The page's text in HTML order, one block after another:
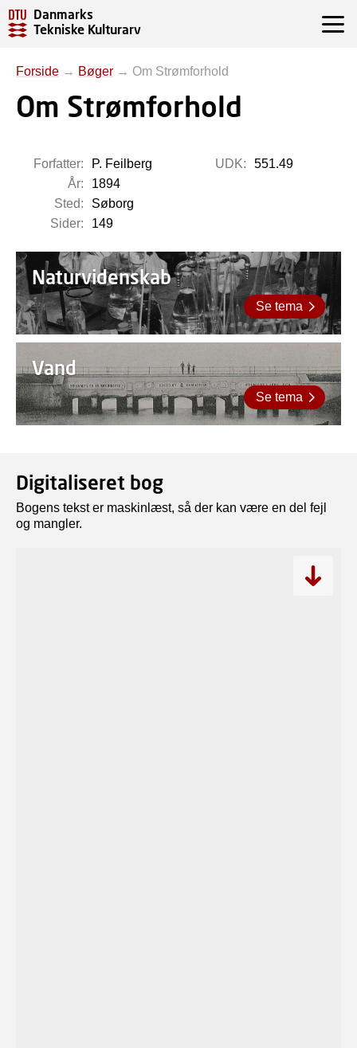
Danmarks
Tekniske Kulturarv
Forside → Bøger → Om Strømforhold
Om Strømforhold
Forfatter:
P. Feilberg
År:
1894
Sted:
Søborg
Sider:
149
UDK: 551.49
Naturvidenskab
Se tema
Vand
Se tema
Digitaliseret bog
Bogens tekst er maskinlæst, så der kan være en del fejl
og mangler.